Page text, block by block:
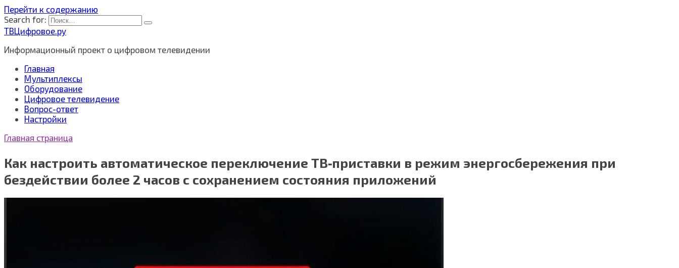
Перейти к содержанию
Search for:
ТВЦифровое.ру
Информационный проект о цифровом телевидении
Главная
Мультиплексы
Оборудование
Цифровое телевидение
Вопрос-ответ
Настройки
Главная страница
Как настроить автоматическое переключение ТВ‑приставки в режим энергосбережения при
бездействии более 2 часов с сохранением состояния приложений